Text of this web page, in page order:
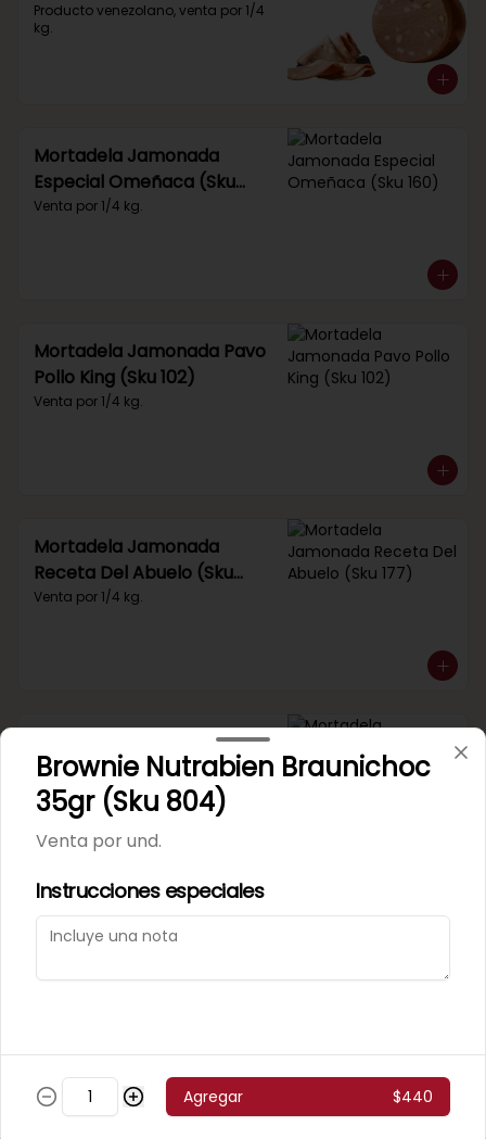
Producto venezolano, venta por 1/4
kg.
Mortadela Jamonada
Especial Omeñaca (Sku
160)
Venta por 1/4 kg.
Mortadela Jamonada Pavo
Pollo King (Sku 102)
Venta por 1/4 kg.
Mortadela Jamonada
Receta Del Abuelo (Sku
177)
Venta por 1/4 kg.
Mortadela Jamonada
Supercerdo (Sku 101)
Venta por 1/4 kg.
Mortadela Jamonada
Brownie Nutrabien Braunichoc
35gr (Sku 804)
Venta por und.
Instrucciones especiales
Agregar $440